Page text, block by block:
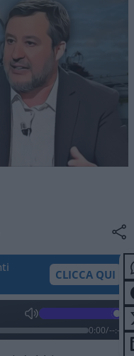
CLICCA QUI
0:00/--:--